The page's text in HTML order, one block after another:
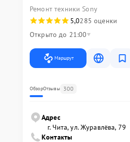
Ремонт техники Sony
5,0285 оценки
Открыто до 21:00
Маршрут
ОбзорОтзывы 300
Адрес
г. Чита, ул. Журавлёва, 79
Контакты